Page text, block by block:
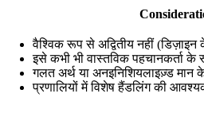
वैश्विक रूप से अद्वितीय नहीं
इसे कभी भी वास्तविक पहचानकर्ता के
गलत अर्थ या अनइनिशियलाइज़्ड
प्रणालियों में विशेष हैंडलिंग की